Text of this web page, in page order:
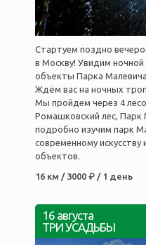
Стартуем поздно
в Москву! Увидим
объекты Парка
Ждём вас на ночных
Мы пройдем через 4
Ромашковский лес, Парк
подробно изучим парк
современному
объектов.
16 км / 3000 ₽ / 1 день
16 августа
ТРИ УСАДЬБЫ